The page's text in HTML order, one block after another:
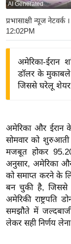
य
बि
ज़
द्यो
ग
त
वि
शे
ष
ज्ञ
रा
य
AI Generated
प्रभासाक्षी न्यूज नेटवर्क।
12:02PM
अमेरिका-ईरान
डॉलर के
जिससे घरेलू शेयर
अमेरिका और ईरान
सोमवार को
मजबूत होकर 95.20
अनुसार, अमेरिका
को समाप्त करने के
बन चुकी है, जिससे
अमेरिकी राष्ट्रपति
समझौते में
लेकर सही निर्णय लेना